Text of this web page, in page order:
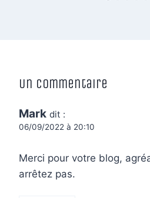
Un commentaire
Mark dit :
06/09/2022 à 20:10
Merci pour votre blog,
arrêtez pas.